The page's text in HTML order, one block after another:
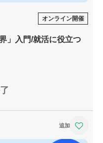
オンライン開催
」入門/就活に役立つ